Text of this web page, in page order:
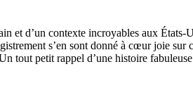
et d’un contexte incroyables aux
s’en sont donné à cœur joie
tout petit rappel d’une histoire